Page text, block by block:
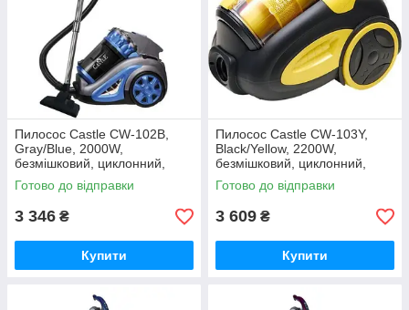
Пилосос Castle CW-102B,
Gray/Blue, 2000W,
безмішковий, циклонний,
об'єм пилозбірника 4л, HEPA
фільтр, насадки:
Готово до відправки
3 346 ₴
Купити
Пилосос Castle CW-103Y,
Black/Yellow, 2200W,
безмішковий, циклонний,
об'єм пилозбірника 4л,
губчастий фільтр,
Готово до відправки
3 609 ₴
Купити